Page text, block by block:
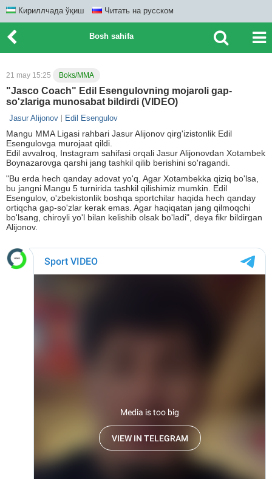
Кириллчада ўқиш Читать на русском
Bosh sahifa
21 may 15:25 Boks/MMA
"Jasco Coach" Edil Esengulovning mojaroli gap-
so'zlariga munosabat bildirdi (VIDEO)
Jasur Alijonov Edil Esengulov
Mangu MMA Ligasi rahbari Jasur Alijonov qirg'izistonlik Edil
Esengulovga murojaat qildi.
Edil avvalroq, Instagram sahifasi orqali Jasur Alijonovdan Xotambek
Boynazarovga qarshi jang tashkil qilib berishini so'ragandi.
"Bu erda hech qanday adovat yo'q. Agar Xotambekka qiziq bo'lsa,
bu jangni Mangu 5 turnirida tashkil qilishimiz mumkin. Edil
Esengulov, o'zbekistonlik boshqa sportchilar haqida hech qanday
ortiqcha gap-so'zlar kerak emas. Agar haqiqatan jang qilmoqchi
bo'lsang, chiroyli yo'l bilan kelishib olsak bo'ladi", deya fikr bildirgan
Alijonov.